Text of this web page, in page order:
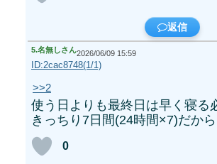
返信
5.名無しさん2026/06/09 15:59
ID:2cac8748(1/1)
>>2
使う日よりも最終日は早く寝る
きっちり7日間(24時間×7)だから
0